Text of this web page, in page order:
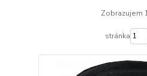
Zobrazujem
stránka